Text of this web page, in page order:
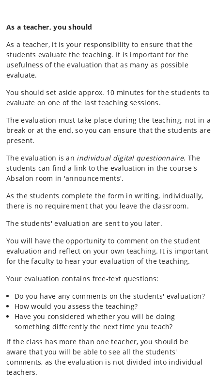
As a teacher, you should
As a teacher, it is your responsibility to ensure that the
students evaluate the teaching. It is important for the
usefulness of the evaluation that as many as possible
evaluate.
You should set aside approx. 10 minutes for the students to
evaluate on one of the last teaching sessions.
The evaluation must take place during the teaching, not in a
break or at the end, so you can ensure that the students are
present.
The evaluation is an individual digital questionnaire. The
students can find a link to the evaluation in the course's
Absalon room in 'announcements'.
As the students complete the form in writing, individually,
there is no requirement that you leave the classroom.
The students' evaluation are sent to you later.
You will have the opportunity to comment on the student
evaluation and reflect on your own teaching. It is important
for the faculty to hear your evaluation of the teaching.
Your evaluation contains free-text questions:
Do you have any comments on the students' evaluation?
How would you assess the teaching?
Have you considered whether you will be doing
something differently the next time you teach?
If the class has more than one teacher, you should be
aware that you will be able to see all the students'
comments, as the evaluation is not divided into individual
teachers.